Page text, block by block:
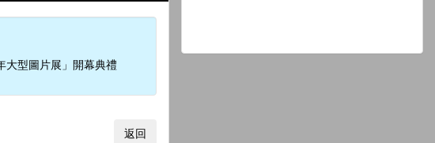
型圖片展」開幕典禮
返回